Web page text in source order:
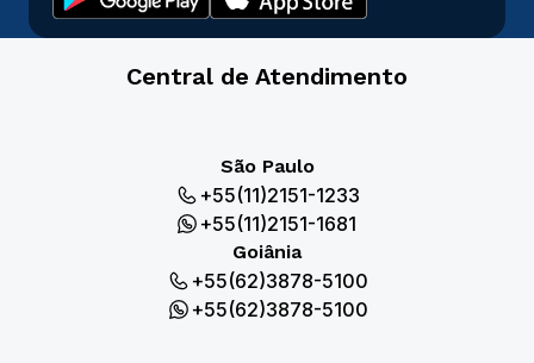
Central de Atendimento
São Paulo
+55(11)2151-1233
+55(11)2151-1681
Goiânia
+55(62)3878-5100
+55(62)3878-5100